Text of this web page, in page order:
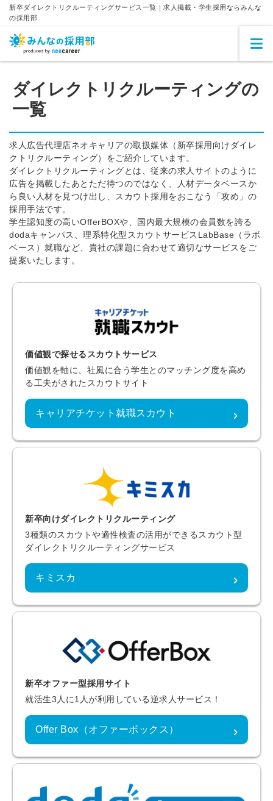
新卒ダイレクトリクルーティングサービス一覧｜求人掲載・学生採用ならみんな
の採用部
ダイレクトリクルーティングの
一覧
求人広告代理店ネオキャリアの取扱媒体（新卒採用向けダイレ
クトリクルーティング）をご紹介しています。
ダイレクトリクルーティングとは、従来の求人サイトのように
広告を掲載したあとただ待つのではなく、人材データベースか
ら良い人材を見つけ出し、スカウト採用をおこなう「攻め」の
採用手法です。
学生認知度の高いOfferBOXや、国内最大規模の会員数を誇る
dodaキャンパス、理系特化型スカウトサービスLabBase（ラボ
ベース）就職など、貴社の課題に合わせて適切なサービスをご
提案いたします。
価値観で探せるスカウトサービス
価値観を軸に、社風に合う学生とのマッチング度を高め
る工夫がされたスカウトサイト
キャリアチケット就職スカウト
新卒向けダイレクトリクルーティング
3種類のスカウトや適性検査の活用ができるスカウト型
ダイレクトリクルーティングサービス
キミスカ
新卒オファー型採用サイト
就活生3人に1人が利用している逆求人サービス！
Offer Box（オファーボックス）